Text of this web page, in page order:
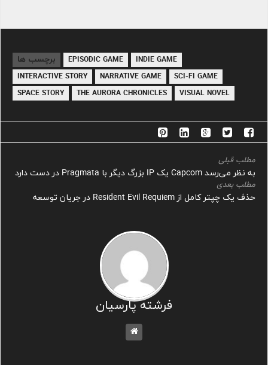
برچسب ها EPISODIC GAME
INDIE GAME
INTERACTIVE STORY
NARRATIVE GAME
SCI-FI GAME
SPACE STORY
THE AURORA CHRONICLES VISUAL NOVEL
مطلب قبلی
به نظر می‌رسد Capcom یک IP بزرگ دیگر با Pragmata در دست دارد
مطلب بعدی
حذف یک چپتر کامل از Resident Evil Requiem در جریان توسعه
فرشته پارسیان